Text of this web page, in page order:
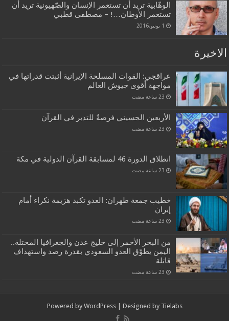
الوهّابية تريد أن تستعمر الإنسان والصّهيونية تريد أن
تستعمر الأوطان…! – مصطفى قطبي
1 يونيو,2016
الاخيرة
عراقجي: القوات المسلحة الإيرانية أثبتت قدراتها في
مواجهة أقوى جيوش العالم
الأربعين الحسيني فرصةٌ للتدبر في القرآن
انطلاق الدورة 46 لمسابقة القرآن الدولية في مكة
خطيب جمعة طهران: العدو تكبد هزيمة نكراء أمام
إيران
من البحر الأحمر إلى خليج عدن والجغرافيا المحتلة..
اليمن يطوّق العدو السعودي بقدرة رصد واستهداف
قاتلة
Powered by WordPress| Designed by Tielabs